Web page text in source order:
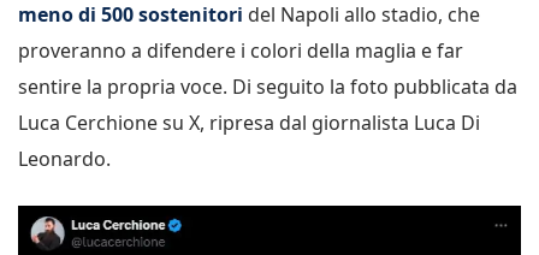
meno di 500 sostenitori del Napoli allo stadio, che
proveranno a difendere i colori della maglia e far
sentire la propria voce. Di seguito la foto pubblicata da
Luca Cerchione su X, ripresa dal giornalista Luca Di
Leonardo.